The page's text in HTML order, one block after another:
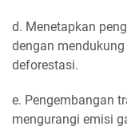
d. Menetapkan
dengan
deforestasi.
e. Pengembangan
mengurangi emisi